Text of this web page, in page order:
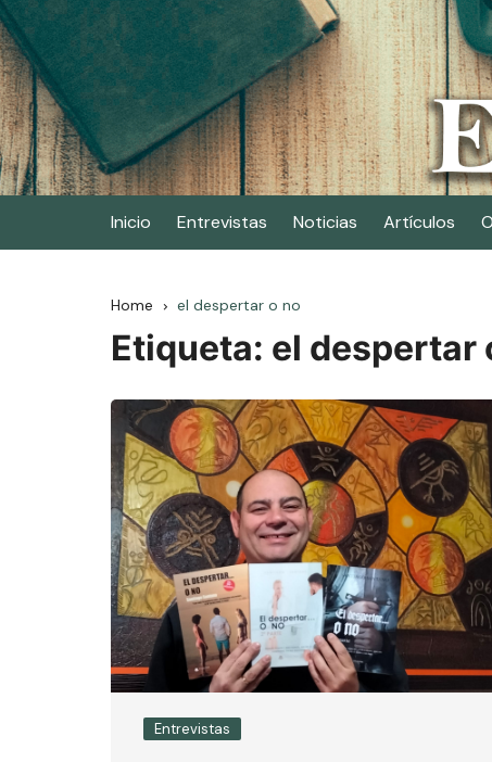
Skip
to
content
Elescritor.es
El periódico digital de los escritores
Inicio Entrevistas Noticias Artículos
Home el despertar o no
Etiqueta: el despertar
Entrevistas